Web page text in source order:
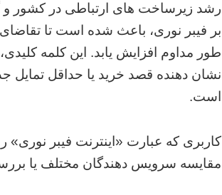
رشد زیرساخت های ارتباطی در
بر فیبر نوری، باعث شده است تا
طور مداوم افزایش یابد. این کلمه
نشان دهنده قصد خرید یا حداقل تمایل
است.
کاربری که عبارت «اینترنت فیبر نوری»
مقایسه سرویس دهندگان مختلف یا